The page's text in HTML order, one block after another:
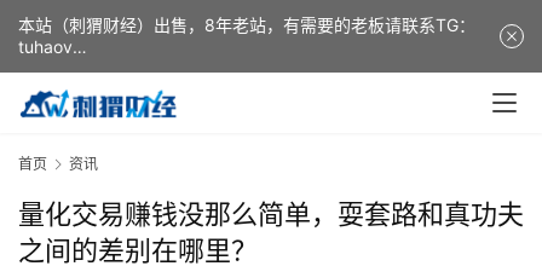
首页 资讯
量化交易赚钱没那么简单，耍套路和真功夫
之间的差别在哪里？
本站（刺猬财经）出售，8年老站，有需要的老板请联系TG：
tuhaov
This website (ciweicaijing) is for sale. It is a 8-year-old
website. If you need it, please contact TG: tuhaov